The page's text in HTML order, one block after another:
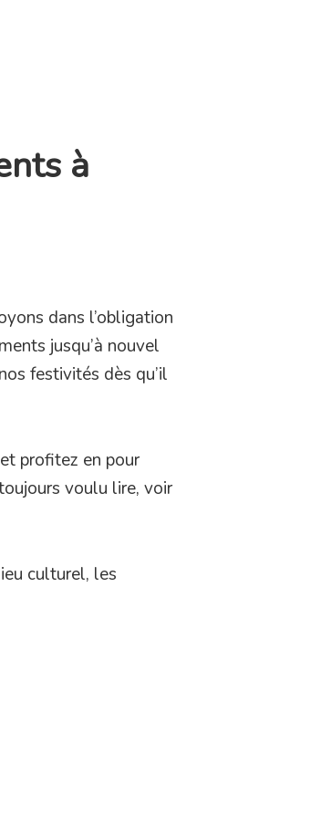
à
dans l’obligation
jusqu’à nouvel
festivités dès qu’il
profitez en pour
voulu lire, voir
culturel, les